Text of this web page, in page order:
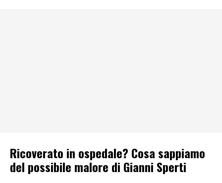
Ricoverato in ospedale? Cosa sappiamo
del possibile malore di Gianni Sperti